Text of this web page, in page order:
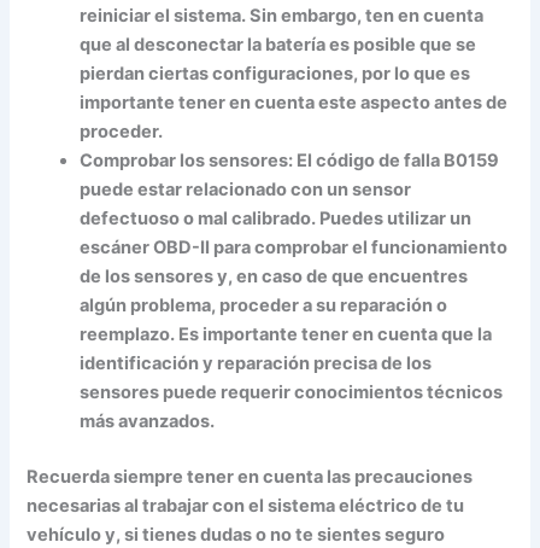
reiniciar el sistema. Sin embargo, ten en cuenta
que al desconectar la batería es posible que se
pierdan ciertas configuraciones, por lo que es
importante tener en cuenta este aspecto antes de
proceder.
Comprobar los sensores: El código de falla B0159
puede estar relacionado con un sensor
defectuoso o mal calibrado. Puedes utilizar un
escáner OBD-II para comprobar el funcionamiento
de los sensores y, en caso de que encuentres
algún problema, proceder a su reparación o
reemplazo. Es importante tener en cuenta que la
identificación y reparación precisa de los
sensores puede requerir conocimientos técnicos
más avanzados.
Recuerda siempre tener en cuenta las precauciones
necesarias al trabajar con el sistema eléctrico de tu
vehículo y, si tienes dudas o no te sientes seguro